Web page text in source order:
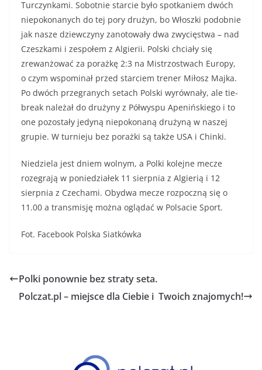
Turczynkami. Sobotnie starcie było spotkaniem dwóch
niepokonanych do tej pory drużyn, bo Włoszki podobnie
jak nasze dziewczyny zanotowały dwa zwycięstwa – nad
Czeszkami i zespołem z Algierii. Polski chciały się
zrewanżować za porażkę 2:3 na Mistrzostwach Europy,
o czym wspominał przed starciem trener Miłosz Majka.
Po dwóch przegranych setach Polski wyrównały, ale tie-
break należał do drużyny z Półwyspu Apenińskiego i to
one pozostały jedyną niepokonaną drużyną w naszej
grupie. W turnieju bez porażki są także USA i Chinki.
Niedziela jest dniem wolnym, a Polki kolejne mecze
rozegrają w poniedziałek 11 sierpnia z Algierią i 12
sierpnia z Czechami. Obydwa mecze rozpoczną się o
11.00 a transmisję można oglądać w Polsacie Sport.
Fot. Facebook Polska Siatkówka
Polki ponownie bez straty seta.
Polczat.pl – miejsce dla Ciebie i Twoich znajomych!